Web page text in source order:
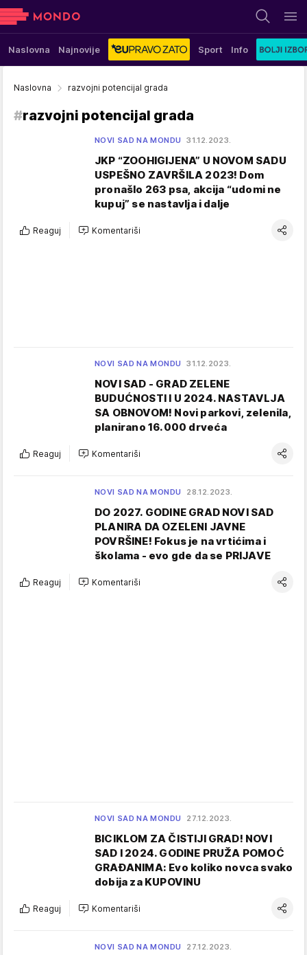
Naslovna Najnovije Sport Info
Naslovna razvojni potencijal grada
#razvojni potencijal grada
NOVI SAD NA MONDU 31.12.2023.
JKP “ZOOHIGIJENA” U NOVOM SADU
USPEŠNO ZAVRŠILA 2023! Dom
pronašlo 263 psa, akcija “udomi ne
kupuj” se nastavlja i dalje
Reaguj Komentariši
NOVI SAD NA MONDU 31.12.2023.
NOVI SAD - GRAD ZELENE
BUDUĆNOSTI I U 2024. NASTAVLJA
SA OBNOVOM! Novi parkovi, zelenila,
planirano 16.000 drveća
Reaguj Komentariši
NOVI SAD NA MONDU 28.12.2023.
DO 2027. GODINE GRAD NOVI SAD
PLANIRA DA OZELENI JAVNE
POVRŠINE! Fokus je na vrtićima i
školama - evo gde da se PRIJAVE
Reaguj Komentariši
NOVI SAD NA MONDU 27.12.2023.
BICIKLOM ZA ČISTIJI GRAD! NOVI
SAD I 2024. GODINE PRUŽA POMOĆ
GRAĐANIMA: Evo koliko novca svako
dobija za KUPOVINU
Reaguj Komentariši
NOVI SAD NA MONDU 27.12.2023.